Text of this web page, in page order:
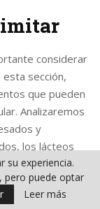
considerar
sección,
que pueden
Analizaremos
y
los lácteos
consumo
su experiencia.
pero puede optar
Leer más